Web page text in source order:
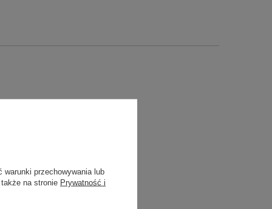
warunki przechowywania lub
na stronie Prywatność i